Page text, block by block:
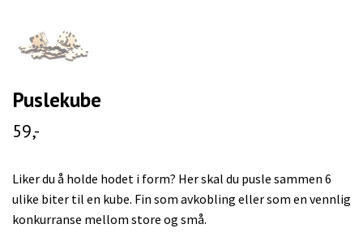
Puslekube
59,-
Liker du å holde hodet i form? Her skal du pusle sammen 6
ulike biter til en kube. Fin som avkobling eller som en vennlig
konkurranse mellom store og små.